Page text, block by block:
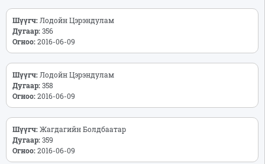
Шүүгч: Лодойн Цэрэндулам
Дугаар:356
Огноо:2016-06-09
Шүүгч: Лодойн Цэрэндулам
Дугаар:358
Огноо:2016-06-09
Шүүгч:Жагдагийн Болдбаатар
Дугаар:359
Огноо:2016-06-09